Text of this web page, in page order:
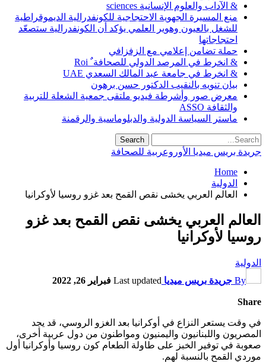
& الآداب والعلوم الإنسانية sciences
منع المسيرة الجهوية الاحتجاجية للكونفدرالية الديموقراطية
للشغل بالعيون وهوير العلمي يؤكد أن الكونفدرالية ستصعّد
احتجاجاتها
حملة تضامن إعلامي مع الزفزافي
& انخرط في المرصد الدولي للصحافة ٌ Roi
& انخرط في جامعة عبد المالك السعدي UAE
بيان تنويه بالنقيب الدكتور حسن برهون
معرض صور وأشرطة فيديو ملتقى جمعية الشعلة للتربية
والثقافة ASSO
ماستر السياسة الدولية والدبلوماسية والرقمنة
جريدة بريس ميديا الأوروعربية للصحافة
Home
الدولية
العالم العربي يخشى نقص القمح بعد غزو روسيا لأوكرانيا
العالم العربي يخشى نقص القمح بعد غزو
روسيا لأوكرانيا
الدولية
By جريدة بريس ميديا Last updated فبراير 26, 2022
Share
في وقت يستعر النزاع في أوكرانيا بعد الغزو الروسي، قد يجد
المصريون واللبنانيون واليمنيون ومواطنون من دول عربية أخرى،
صعوبة في توفير الخبز على طاولة الطعام كون روسيا وأوكرانيا أول
موردي القمح بالنسبة لهم.